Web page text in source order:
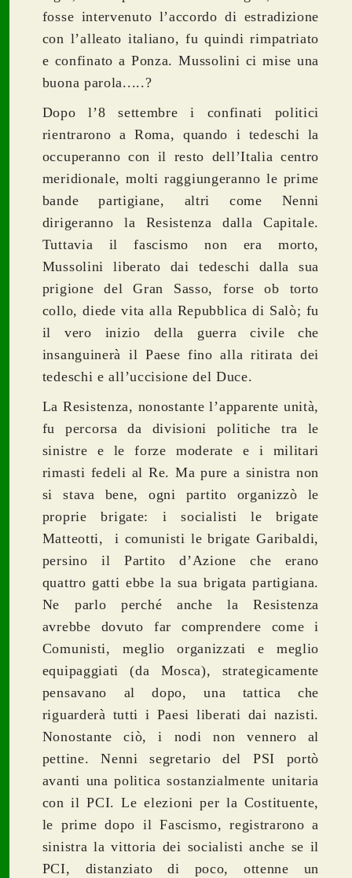
fosse intervenuto l’accordo di estradizione
con l’alleato italiano, fu quindi rimpatriato
e confinato a Ponza. Mussolini ci mise una
buona parola.....?
Dopo l’8 settembre i confinati politici
rientrarono a Roma, quando i tedeschi la
occuperanno con il resto dell’Italia centro
meridionale, molti raggiungeranno le prime
bande partigiane, altri come Nenni
dirigeranno la Resistenza dalla Capitale.
Tuttavia il fascismo non era morto,
Mussolini liberato dai tedeschi dalla sua
prigione del Gran Sasso, forse ob torto
collo, diede vita alla Repubblica di Salò; fu
il vero inizio della guerra civile che
insanguinerà il Paese fino alla ritirata dei
tedeschi e all’uccisione del Duce.
La Resistenza, nonostante l’apparente unità,
fu percorsa da divisioni politiche tra le
sinistre e le forze moderate e i militari
rimasti fedeli al Re. Ma pure a sinistra non
si stava bene, ogni partito organizzò le
proprie brigate: i socialisti le brigate
Matteotti, i comunisti le brigate Garibaldi,
persino il Partito d’Azione che erano
quattro gatti ebbe la sua brigata partigiana.
Ne parlo perché anche la Resistenza
avrebbe dovuto far comprendere come i
Comunisti, meglio organizzati e meglio
equipaggiati (da Mosca), strategicamente
pensavano al dopo, una tattica che
riguarderà tutti i Paesi liberati dai nazisti.
Nonostante ciò, i nodi non vennero al
pettine. Nenni segretario del PSI portò
avanti una politica sostanzialmente unitaria
con il PCI. Le elezioni per la Costituente,
le prime dopo il Fascismo, registrarono a
sinistra la vittoria dei socialisti anche se il
PCI, distanziato di poco, ottenne un